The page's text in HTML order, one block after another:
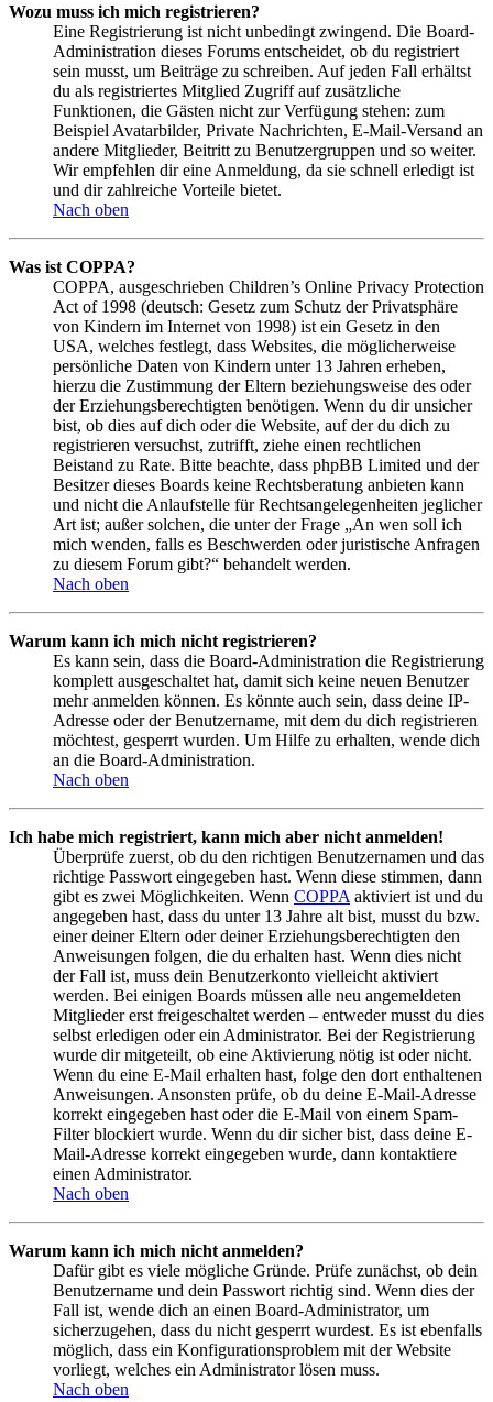
Wozu muss ich mich registrieren?
Eine Registrierung ist nicht unbedingt zwingend. Die Board-
Administration dieses Forums entscheidet, ob du registriert
sein musst, um Beiträge zu schreiben. Auf jeden Fall erhältst
du als registriertes Mitglied Zugriff auf zusätzliche
Funktionen, die Gästen nicht zur Verfügung stehen: zum
Beispiel Avatarbilder, Private Nachrichten, E-Mail-Versand an
andere Mitglieder, Beitritt zu Benutzergruppen und so weiter.
Wir empfehlen dir eine Anmeldung, da sie schnell erledigt ist
und dir zahlreiche Vorteile bietet.
Nach oben
Was ist COPPA?
COPPA, ausgeschrieben Children’s Online Privacy Protection
Act of 1998 (deutsch: Gesetz zum Schutz der Privatsphäre
von Kindern im Internet von 1998) ist ein Gesetz in den
USA, welches festlegt, dass Websites, die möglicherweise
persönliche Daten von Kindern unter 13 Jahren erheben,
hierzu die Zustimmung der Eltern beziehungsweise des oder
der Erziehungsberechtigten benötigen. Wenn du dir unsicher
bist, ob dies auf dich oder die Website, auf der du dich zu
registrieren versuchst, zutrifft, ziehe einen rechtlichen
Beistand zu Rate. Bitte beachte, dass phpBB Limited und der
Besitzer dieses Boards keine Rechtsberatung anbieten kann
und nicht die Anlaufstelle für Rechtsangelegenheiten jeglicher
Art ist; außer solchen, die unter der Frage „An wen soll ich
mich wenden, falls es Beschwerden oder juristische Anfragen
zu diesem Forum gibt?“ behandelt werden.
Nach oben
Warum kann ich mich nicht registrieren?
Es kann sein, dass die Board-Administration die Registrierung
komplett ausgeschaltet hat, damit sich keine neuen Benutzer
mehr anmelden können. Es könnte auch sein, dass deine IP-
Adresse oder der Benutzername, mit dem du dich registrieren
möchtest, gesperrt wurden. Um Hilfe zu erhalten, wende dich
an die Board-Administration.
Nach oben
Ich habe mich registriert, kann mich aber nicht anmelden!
Überprüfe zuerst, ob du den richtigen Benutzernamen und das
richtige Passwort eingegeben hast. Wenn diese stimmen, dann
gibt es zwei Möglichkeiten. Wenn COPPA aktiviert ist und du
angegeben hast, dass du unter 13 Jahre alt bist, musst du bzw.
einer deiner Eltern oder deiner Erziehungsberechtigten den
Anweisungen folgen, die du erhalten hast. Wenn dies nicht
der Fall ist, muss dein Benutzerkonto vielleicht aktiviert
werden. Bei einigen Boards müssen alle neu angemeldeten
Mitglieder erst freigeschaltet werden – entweder musst du dies
selbst erledigen oder ein Administrator. Bei der Registrierung
wurde dir mitgeteilt, ob eine Aktivierung nötig ist oder nicht.
Wenn du eine E-Mail erhalten hast, folge den dort enthaltenen
Anweisungen. Ansonsten prüfe, ob du deine E-Mail-Adresse
korrekt eingegeben hast oder die E-Mail von einem Spam-
Filter blockiert wurde. Wenn du dir sicher bist, dass deine E-
Mail-Adresse korrekt eingegeben wurde, dann kontaktiere
einen Administrator.
Nach oben
Warum kann ich mich nicht anmelden?
Dafür gibt es viele mögliche Gründe. Prüfe zunächst, ob dein
Benutzername und dein Passwort richtig sind. Wenn dies der
Fall ist, wende dich an einen Board-Administrator, um
sicherzugehen, dass du nicht gesperrt wurdest. Es ist ebenfalls
möglich, dass ein Konfigurationsproblem mit der Website
vorliegt, welches ein Administrator lösen muss.
Nach oben